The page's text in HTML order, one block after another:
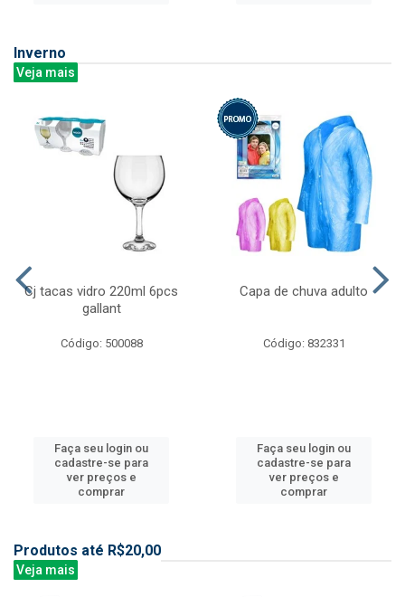
Inverno
Veja mais
Cj tacas vidro 220ml 6pcs
gallant
Código: 500088
Faça seu login ou
cadastre-se para
ver preços e
comprar
Capa de chuva adulto
Código: 832331
Faça seu login ou
cadastre-se para
ver preços e
comprar
Produtos até R$20,00
Veja mais